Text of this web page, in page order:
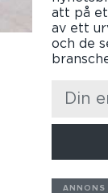
att på
av ett
och de